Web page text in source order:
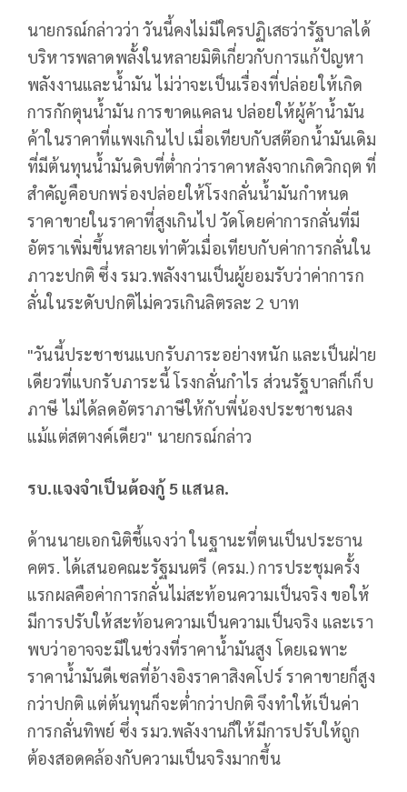
นายกรณ์กล่าวว่า วันนี้คงไม่มีใครปฏิเสธว่ารัฐบาลได้
บริหารพลาดพลั้งในหลายมิติเกี่ยวกับการแก้ปัญหา
พลังงานและน้ำมัน ไม่ว่าจะเป็นเรื่องที่ปล่อยให้เกิด
การกักตุนน้ำมัน การขาดแคลน ปล่อยให้ผู้ค้าน้ำมัน
ค้าในราคาที่แพงเกินไป เมื่อเทียบกับสต๊อกน้ำมันเดิม
ที่มีต้นทุนน้ำมันดิบที่ต่ำกว่าราคาหลังจากเกิดวิกฤต ที่
สำคัญคือบกพร่องปล่อยให้โรงกลั่นน้ำมันกำหนด
ราคาขายในราคาที่สูงเกินไป วัดโดยค่าการกลั่นที่มี
อัตราเพิ่มขึ้นหลายเท่าตัวเมื่อเทียบกับค่าการกลั่นใน
ภาวะปกติ ซึ่ง รมว.พลังงานเป็นผู้ยอมรับว่าค่าการก
ลั่นในระดับปกติไม่ควรเกินลิตรละ 2 บาท
"วันนี้ประชาชนแบกรับภาระอย่างหนัก และเป็นฝ่าย
เดียวที่แบกรับภาระนี้ โรงกลั่นกำไร ส่วนรัฐบาลก็เก็บ
ภาษี ไม่ได้ลดอัตราภาษีให้กับพี่น้องประชาชนลง
แม้แต่สตางค์เดียว" นายกรณ์กล่าว
รบ.แจงจำเป็นต้องกู้ 5แสนล.
ด้านนายเอกนิติชี้แจงว่า ในฐานะที่ตนเป็นประธาน
คตร. ได้เสนอคณะรัฐมนตรี (ครม.) การประชุมครั้ง
แรกผลคือค่าการกลั่นไม่สะท้อนความเป็นจริง ขอให้
มีการปรับให้สะท้อนความเป็นความเป็นจริง และเรา
พบว่าอาจจะมีในช่วงที่ราคาน้ำมันสูง โดยเฉพาะ
ราคาน้ำมันดีเซลที่อ้างอิงราคาสิงคโปร์ ราคาขายก็สูง
กว่าปกติ แต่ต้นทุนก็จะต่ำกว่าปกติ จึงทำให้เป็นค่า
การกลั่นทิพย์ ซึ่ง รมว.พลังงานก็ให้มีการปรับให้ถูก
ต้องสอดคล้องกับความเป็นจริงมากขึ้น